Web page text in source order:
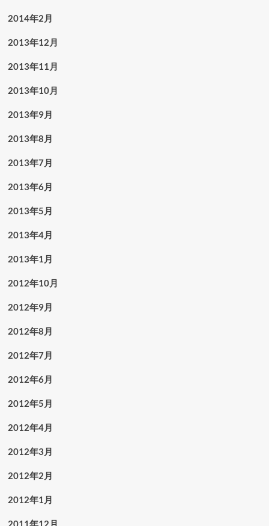
2014年2月
2013年12月
2013年11月
2013年10月
2013年9月
2013年8月
2013年7月
2013年6月
2013年5月
2013年4月
2013年1月
2012年10月
2012年9月
2012年8月
2012年7月
2012年6月
2012年5月
2012年4月
2012年3月
2012年2月
2012年1月
2011年12月